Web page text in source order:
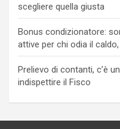
scegliere quella giusta
Bonus condizionatore:
attive per chi odia il
Prelievo di contanti, c’è
indispettire il Fisco